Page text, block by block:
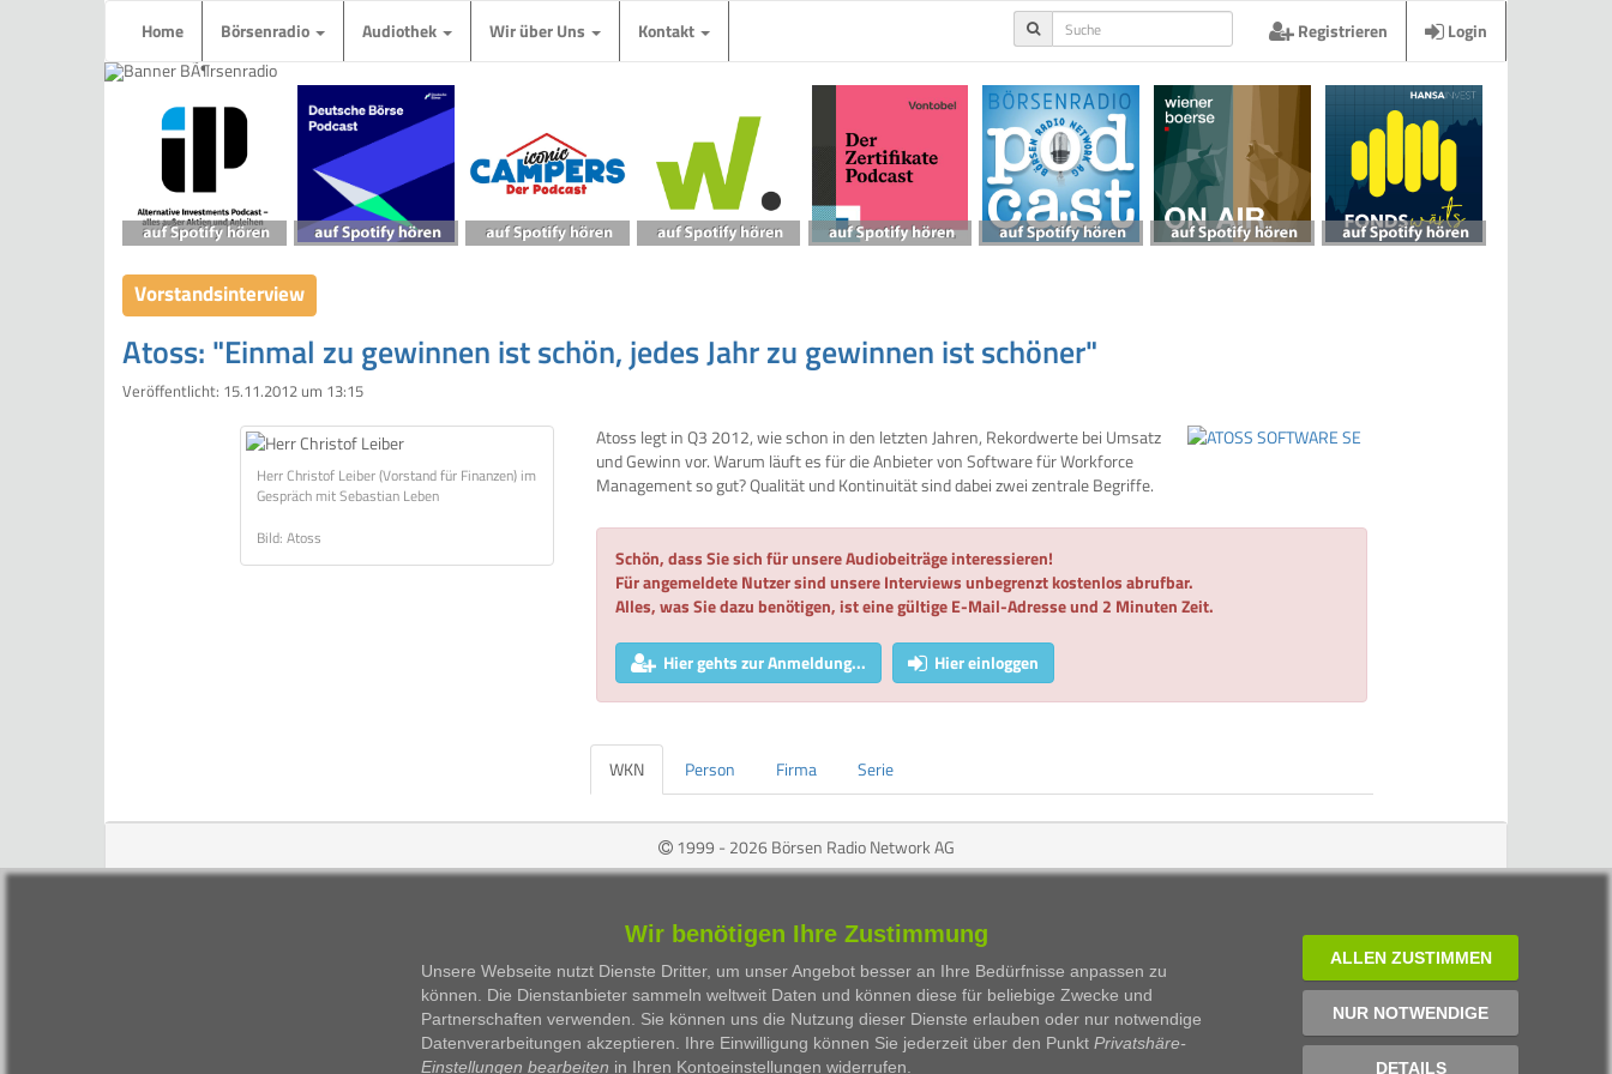
Home Börsenradio Audiothek Wir über Uns Kontakt Registrieren Login
Vorstandsinterview
Atoss: "Einmal zu gewinnen ist schön, jedes Jahr zu gewinnen ist schöner"
Veröffentlicht: 15.11.2012 um 13:15
Herr Christof Leiber (Vorstand für Finanzen) im
Gespräch mit Sebastian Leben
Bild: Atoss
Atoss legt in Q3 2012, wie schon in den letzten Jahren, Rekordwerte bei Umsatz
und Gewinn vor. Warum läuft es für die Anbieter von Software für Workforce
Management so gut? Qualität und Kontinuität sind dabei zwei zentrale Begriffe.
Schön, dass Sie sich für unsere Audiobeiträge interessieren!
Für angemeldete Nutzer sind unsere Interviews unbegrenzt kostenlos abrufbar.
Alles, was Sie dazu benötigen, ist eine gültige E-Mail-Adresse und 2 Minuten Zeit.
Hier gehts zur Anmeldung... Hier einloggen
WKN Person Firma Serie
1999 - 2026 Börsen Radio Network AG
Wir benötigen Ihre Zustimmung
Unsere Webseite nutzt Dienste Dritter, um unser Angebot besser an Ihre Bedürfnisse anpassen zu
können. Die Dienstanbieter sammeln weltweit Daten und können diese für beliebige Zwecke und
Partnerschaften verwenden. Sie können uns die Nutzung dieser Dienste erlauben oder nur notwendige
Datenverarbeitungen akzeptieren. Ihre Einwilligung können Sie jederzeit über den Punkt Privatshäre-
Einstellungen bearbeiten in Ihren Kontoeinstellungen widerrufen.
ALLEN ZUSTIMMEN
NUR NOTWENDIGE
DETAILS